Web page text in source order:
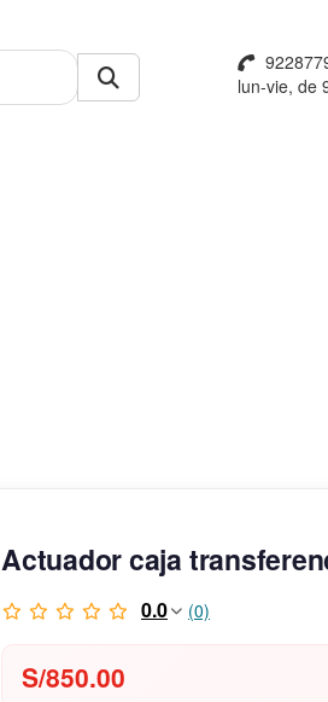
lun-vie, de
Actuador caja
0.0 (0)
S/850.00